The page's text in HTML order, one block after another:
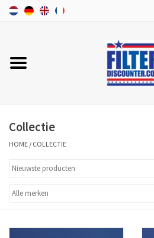
Home
PROBIOTICA ONDERHOUD
Collectie
HOME / COLLECTIE